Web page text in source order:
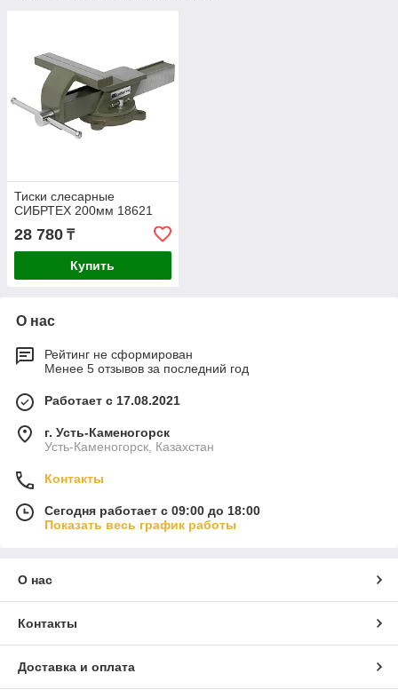
Тиски слесарные
СИБРТЕХ 200мм 18621
28 780 ₸
Купить
О нас
Рейтинг не сформирован
Менее 5 отзывов за последний год
Работает с 17.08.2021
г. Усть-Каменогорск
Усть-Каменогорск, Казахстан
Контакты
Сегодня работает с 09:00 до 18:00
Показать весь график работы
О нас
Контакты
Доставка и оплата